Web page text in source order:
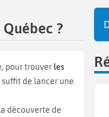
?
pour trouver les
suffit de lancer une
découverte de